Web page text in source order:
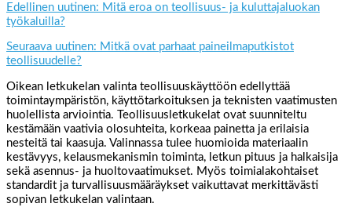
Edellinen uutinen: Mitä eroa on teollisuus- ja kuluttajaluokan
työkaluilla?
Seuraava uutinen: Mitkä ovat parhaat paineilmaputkistot
teollisuudelle?
Oikean letkukelan valinta teollisuuskäyttöön edellyttää
toimintaympäristön, käyttötarkoituksen ja teknisten vaatimusten
huolellista arviointia. Teollisuusletkukelat ovat suunniteltu
kestämään vaativia olosuhteita, korkeaa painetta ja erilaisia
nesteitä tai kaasuja. Valinnassa tulee huomioida materiaalin
kestävyys, kelausmekanismin toiminta, letkun pituus ja halkaisija
sekä asennus- ja huoltovaatimukset. Myös toimialakohtaiset
standardit ja turvallisuusmääräykset vaikuttavat merkittävästi
sopivan letkukelan valintaan.